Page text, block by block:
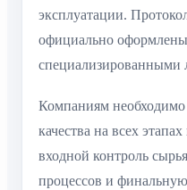
эксплуатации.
официально
специализированными
Компаниям необходимо
качества на всех
входной контроль
процессов и